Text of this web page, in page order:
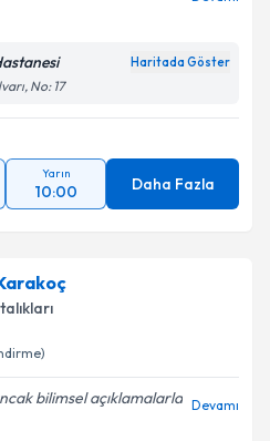
Haritada Göster
No: 17
Yarın
10:00 Daha Fazla
bilimsel açıklamalarla Devamı